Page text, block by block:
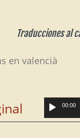
Traducciones al
en valencià
de
00:00